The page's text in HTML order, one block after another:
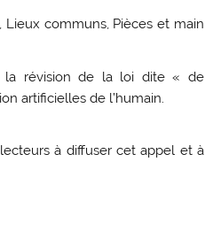
Lieux communs, Pièces et main
la révision de la loi dite « de
artificielles de l’humain.
à diffuser cet appel et à